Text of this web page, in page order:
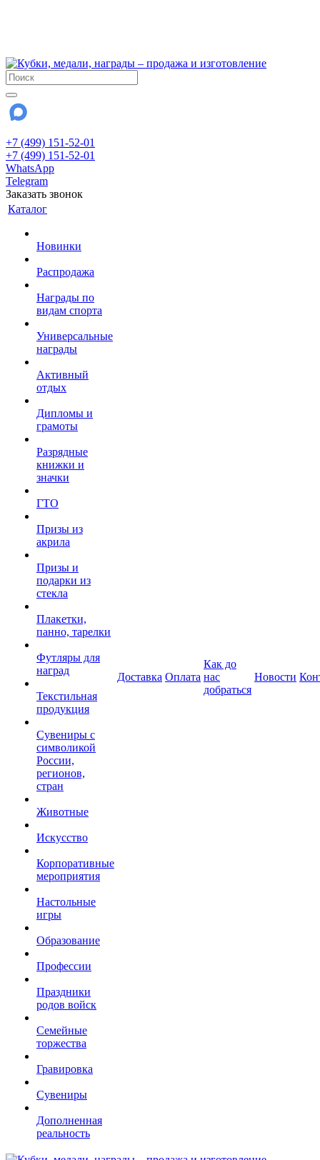
+7 (499) 151-52-01
+7 (499) 151-52-01
WhatsApp
Telegram
Заказать звонок
Каталог
Новинки
Распродажа
Награды по
видам спорта
Универсальные
награды
Активный
отдых
Дипломы и
грамоты
Разрядные
книжки и
значки
ГТО
Призы из
акрила
Призы и
подарки из
стекла
Плакетки,
панно, тарелки
Футляры для
наград
Текстильная
продукция
Сувениры с
символикой
России,
регионов,
стран
Животные
Искусство
Корпоративные
мероприятия
Настольные
игры
Образование
Профессии
Праздники
родов войск
Семейные
торжества
Гравировка
Сувениры
Дополненная
реальность
Доставка Оплата
Как до
нас
добраться
Новости